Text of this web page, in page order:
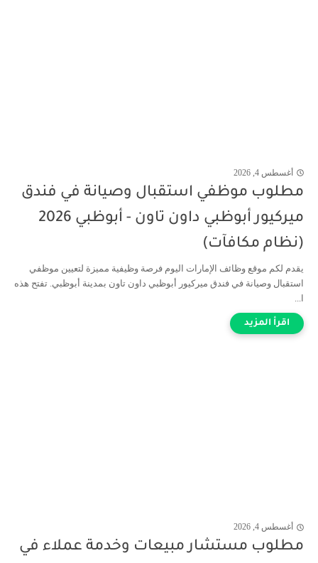
أغسطس 4, 2026
مطلوب موظفي استقبال وصيانة في فندق
ميركيور أبوظبي داون تاون - أبوظبي 2026
(نظام مكافآت)
يقدم لكم موقع وظائف الإمارات اليوم فرصة وظيفية مميزة لتعيين موظفي
استقبال وصيانة في فندق ميركيور أبوظبي داون تاون بمدينة أبوظبي. تفتح هذه
أغسطس 4, 2026
مطلوب مستشار مبيعات وخدمة عملاء في